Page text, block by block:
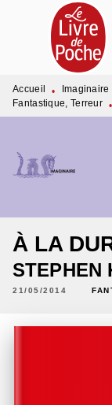
MENU
PIED DE PAGE
Accueil • Imaginaire
Fantastique, Terreur •
À LA
STEPHEN
21/05/2014